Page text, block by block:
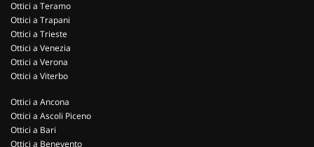
Ottici a Teramo
Ottici a Trapani
Ottici a Trieste
Ottici a Venezia
Ottici a Verona
Ottici a Viterbo
Ottici a Ancona
Ottici a Ascoli Piceno
Ottici a Bari
Ottici a Benevento